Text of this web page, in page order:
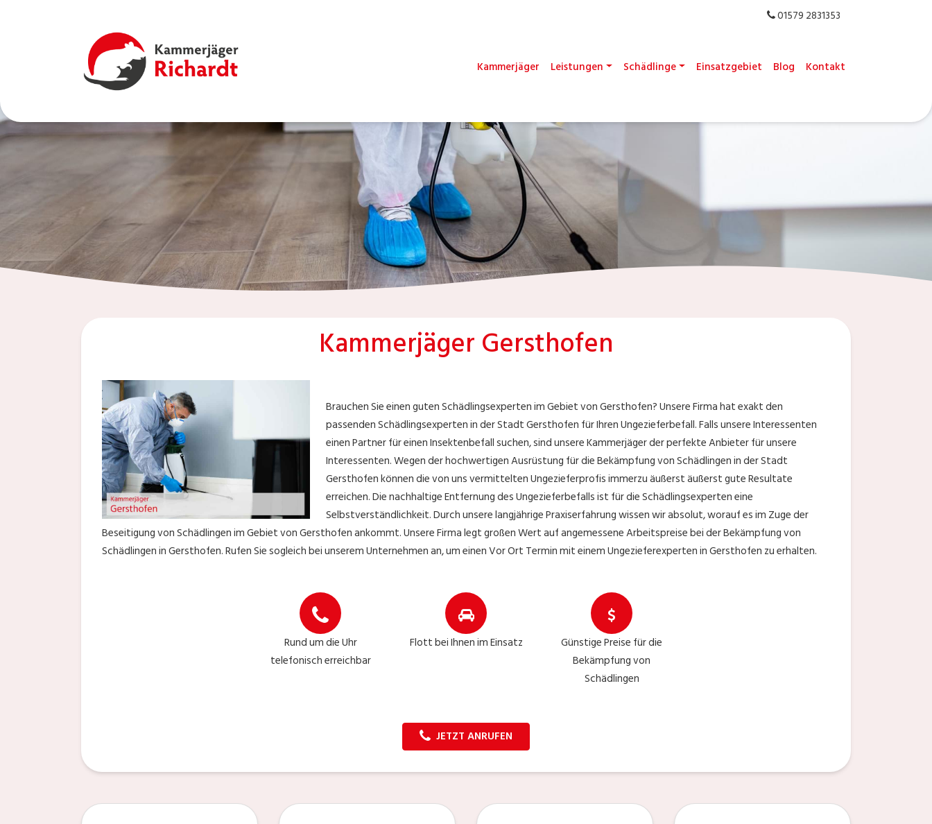
01579 2831353
Kammerjäger Leistungen Schädlinge Einsatzgebiet Blog Kontakt
Kammerjäger Gersthofen
Brauchen Sie einen guten Schädlingsexperten im Gebiet von Gersthofen? Unsere Firma hat exakt den
passenden Schädlingsexperten in der Stadt Gersthofen für Ihren Ungezieferbefall. Falls unsere Interessenten
einen Partner für einen Insektenbefall suchen, sind unsere Kammerjäger der perfekte Anbieter für unsere
Interessenten. Wegen der hochwertigen Ausrüstung für die Bekämpfung von Schädlingen in der Stadt
Gersthofen können die von uns vermittelten Ungezieferprofis immerzu äußerst äußerst gute Resultate
erreichen. Die nachhaltige Entfernung des Ungezieferbefalls ist für die Schädlingsexperten eine
Selbstverständlichkeit. Durch unsere langjährige Praxiserfahrung wissen wir absolut, worauf es im Zuge der
Beseitigung von Schädlingen im Gebiet von Gersthofen ankommt. Unsere Firma legt großen Wert auf angemessene Arbeitspreise bei der Bekämpfung von
Schädlingen in Gersthofen. Rufen Sie sogleich bei unserem Unternehmen an, um einen Vor Ort Termin mit einem Ungezieferexperten in Gersthofen zu erhalten.
Rund um die Uhr
telefonisch erreichbar
Flott bei Ihnen im Einsatz
Günstige Preise für die
Bekämpfung von
Schädlingen
JETZT ANRUFEN